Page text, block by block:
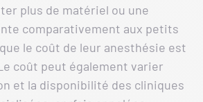
plus de matériel ou une
comparativement aux petits
le coût de leur anesthésie est
coût peut également varier
et la disponibilité des cliniques